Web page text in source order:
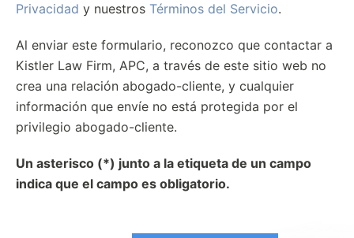
Privacidad y nuestros Términos del Servicio.
Al enviar este formulario, reconozco que contactar a
Kistler Law Firm, APC, a través de este sitio web no
crea una relación abogado-cliente, y cualquier
información que envíe no está protegida por el
privilegio abogado-cliente.
Un asterisco (*) junto a la etiqueta de un campo
indica que el campo es obligatorio.